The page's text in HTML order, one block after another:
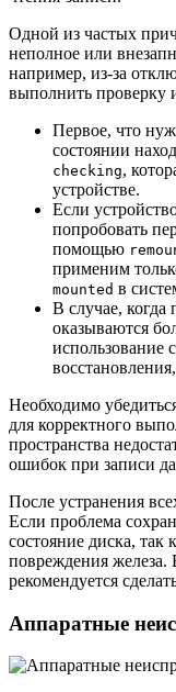
Одной из частых
неполное или
например, из-за
выполнить проверку
Первое, что
состоянии
checking,
устройстве.
Если
попробовать
помощью
применим
mounted в
В случае,
оказываются
использование
Необходимо
для корректного
пространства
ошибок при записи
После устранения
Если проблема
состояние диска, так
повреждения железа.
рекомендуется
Аппаратные